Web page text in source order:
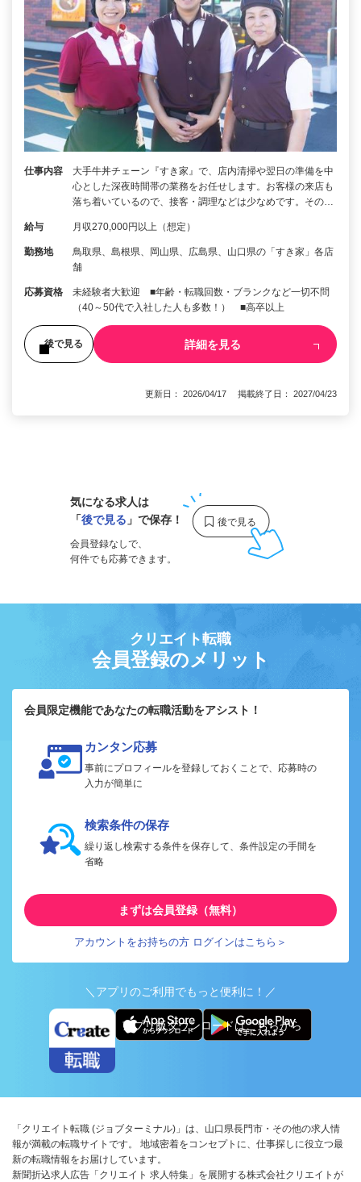
仕事内容
大手牛丼チェーン『すき家』で、店内清掃や翌日の準備を中
心とした深夜時間帯の業務をお任せします。お客様の来店も
落ち着いているので、接客・調理などは少なめです。その…
給与 月収270,000円以上（想定）
勤務地
鳥取県、島根県、岡山県、広島県、山口県の「すき家」各店
舗
応募資格
未経験者大歓迎 ■年齢・転職回数・ブランクなど一切不問
（40～50代で入社した人も多数！） ■高卒以上
後で見る 詳細を見る
更新日： 2026/04/17 掲載終了日： 2027/04/23
気になる求人は
「後で見る 」で保存！
会員登録なしで、
何件でも応募できます。
クリエイト転職
会員登録のメリット
会員限定機能であなたの転職活動をアシスト！
カンタン応募
事前にプロフィールを登録しておくことで、応募時の
入力が簡単に
検索条件の保存
繰り返し検索する条件を保存して、条件設定の手間を
省略
まずは会員登録（無料）
アカウントをお持ちの方 ログインはこちら＞
＼アプリのご利用でもっと便利に！／
アプリ版ダウンロードはこちらから
「クリエイト転職 (ジョブターミナル)」は、山口県長門市・その他の求人情
報が満載の転職サイトです。 地域密着をコンセプトに、仕事探しに役立つ最
新の転職情報をお届けしています。
新聞折込求人広告「クリエイト 求人特集」を展開する株式会社クリエイトが